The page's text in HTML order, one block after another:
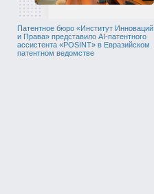
Патентное бюро «Институт Инноваций
и Права» представило AI-патентного
ассистента «POSINT» в Евразийском
патентном ведомстве